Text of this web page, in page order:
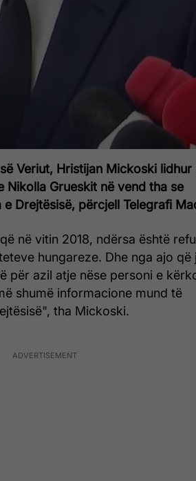
Veriut, Hristijan Mickoski lidhur
Nikolla Grueskit në vend tha se
Drejtësisë, përcjell Telegrafi
në vitin 2018, ndërsa është
hungareze. Dhe nga ajo që
për azil atje nëse personi e
shumë informacione mund të
tha Mickoski.